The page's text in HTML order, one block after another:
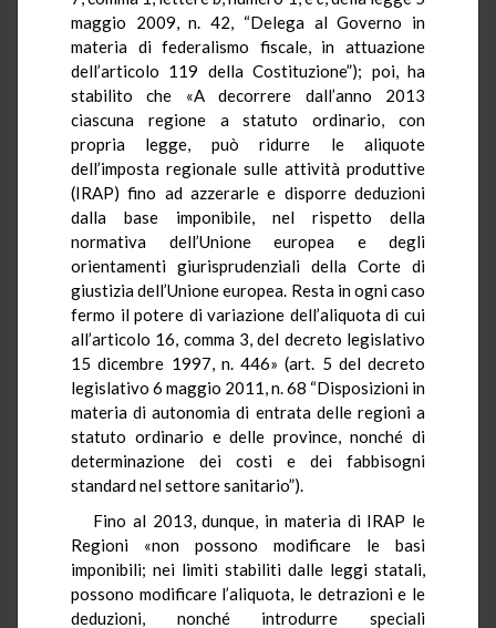
maggio 2009, n. 42, “Delega al Governo in
materia di federalismo fiscale, in attuazione
dell’articolo 119 della Costituzione”); poi, ha
stabilito che «A decorrere dall’anno 2013
ciascuna regione a statuto ordinario, con
propria legge, può ridurre le aliquote
dell’imposta regionale sulle attività produttive
(IRAP) fino ad azzerarle e disporre deduzioni
dalla base imponibile, nel rispetto della
normativa dell’Unione europea e degli
orientamenti giurisprudenziali della Corte di
giustizia dell’Unione europea. Resta in ogni caso
fermo il potere di variazione dell’aliquota di cui
all’articolo 16, comma 3, del decreto legislativo
15 dicembre 1997, n. 446» (art. 5 del decreto
legislativo 6 maggio 2011, n. 68 “Disposizioni in
materia di autonomia di entrata delle regioni a
statuto ordinario e delle province, nonché di
determinazione dei costi e dei fabbisogni
standard nel settore sanitario”).
Fino al 2013, dunque, in materia di IRAP le
Regioni «non possono modificare le basi
imponibili; nei limiti stabiliti dalle leggi statali,
possono modificare l’aliquota, le detrazioni e le
deduzioni, nonché introdurre speciali